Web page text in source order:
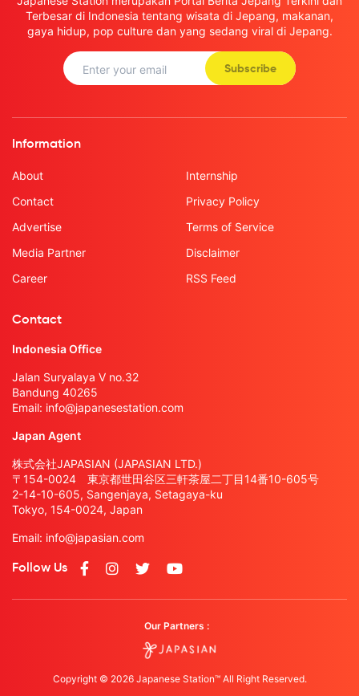
Terbesar di Indonesia tentang wisata di Jepang, makanan,
gaya hidup, pop culture dan yang sedang viral di Jepang.
Subscribe
Information
About
Contact
Advertise
Media Partner
Career
Internship
Privacy Policy
Terms of Service
Disclaimer
RSS Feed
Contact
Indonesia Office
Jalan Suryalaya V no.32
Bandung 40265
Email: info@japanesestation.com
Japan Agent
株式会社JAPASIAN (JAPASIAN LTD.)
〒154-0024 東京都世田谷区三軒茶屋二丁目14番10-605号
2-14-10-605, Sangenjaya, Setagaya-ku
Tokyo, 154-0024, Japan
Email: info@japasian.com
Follow Us
Our Partners :
Copyright © 2026 Japanese Station™ All Right Reserved.